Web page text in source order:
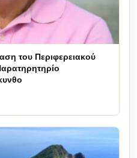
του Περιφερειακού